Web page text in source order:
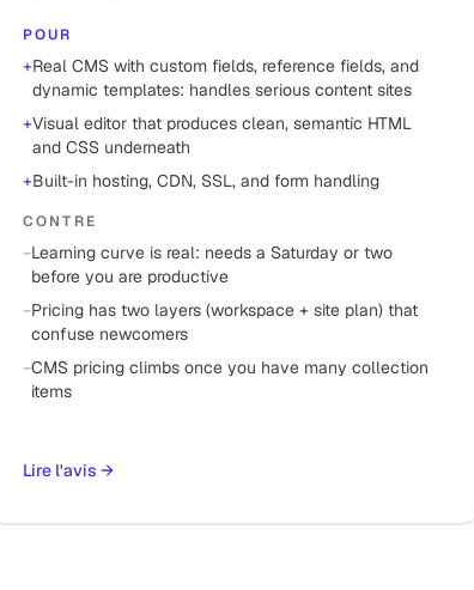
POUR
+Real CMS with custom fields, reference fields, and
dynamic templates: handles serious content sites
+Visual editor that produces clean, semantic HTML
and CSS underneath
+Built-in hosting, CDN, SSL, and form handling
CONTRE
−Learning curve is real: needs a Saturday or two
before you are productive
−Pricing has two layers (workspace + site plan) that
confuse newcomers
−CMS pricing climbs once you have many collection
items
Lire l'avis →